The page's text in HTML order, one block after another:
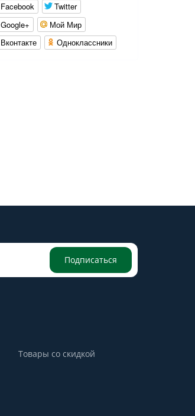
Facebook
Twitter
Google+
Мой Мир
Вконтакте
Одноклассники
Подписаться
Товары со скидкой